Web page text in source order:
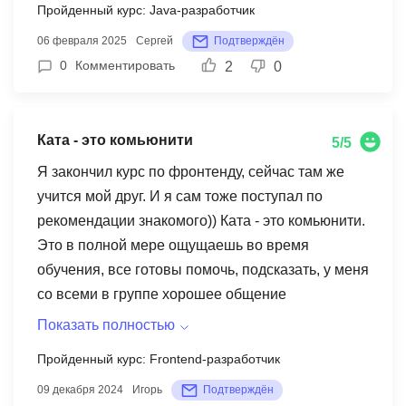
готовы были помочь и дать совет, начиная от
технических нюансов и заканчивая процессом
прохождения собеседований. Период с мая по
обучает, не просто разорвал рабочие методы
крупной компании на кусочки, но и научил, как
нравится рынке. Советую "Ката Академию" как
хороший старт для тех, кто готовится к frontend-
пути. Как-то вечером я решил перейти ради
личного интереса. Лично общаться с ментором и
изучать новые технологии — это то, что меня
прохождения обучения, конечно, был чуть долго,
но это стоило того. Подача материала и метод
сумму за обучение.
Пройденный курс: Java-разработчик
06 февраля 2025 Сергей Подтверждён
0 Комментировать 2 0
Ката - это комьюнити
5/5
Я закончил курс по фронтенду, сейчас там же
учится мой друг. И я сам тоже поступал по
рекомендации знакомого)) Ката - это комьюнити.
Это в полной мере ощущаешь во время
обучения, все готовы помочь, подсказать, у меня
со всеми в группе хорошее общение
сформировалось и осталось после обучения, с
Других таких крупных обучений я не проходил,
поэтому сравнить не с чем, но главный
Показать полностью
Пройденный курс: Frontend-разработчик
09 декабря 2024 Игорь Подтверждён